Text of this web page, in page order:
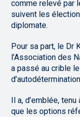
comme relevé par
suivent les
diplomate.
Pour sa part, le Dr
l’Association des
a passé au crible
Il a, d’emblée,
que les options